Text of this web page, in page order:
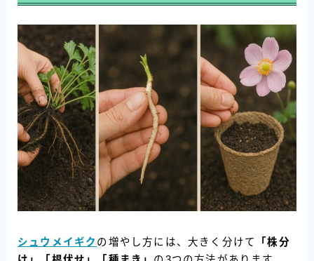
シュウメイギク の増やし方には、大きく分けて
「株分